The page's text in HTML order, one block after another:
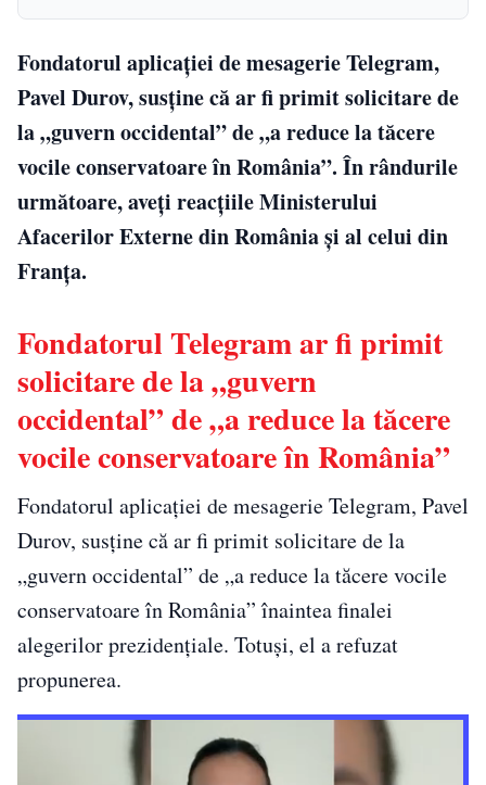
Fondatorul aplicației de mesagerie Telegram,
Pavel Durov, susține că ar fi primit solicitare de
la „guvern occidental” de „a reduce la tăcere
vocile conservatoare în România”. În rândurile
următoare, aveți reacțiile Ministerului
Afacerilor Externe din România și al celui din
Franța.
Fondatorul Telegram ar fi primit
solicitare de la „guvern
occidental” de „a reduce la tăcere
vocile conservatoare în România”
Fondatorul aplicației de mesagerie Telegram, Pavel
Durov, susține că ar fi primit solicitare de la
„guvern occidental” de „a reduce la tăcere vocile
conservatoare în România” înaintea finalei
alegerilor prezidențiale. Totuși, el a refuzat
propunerea.